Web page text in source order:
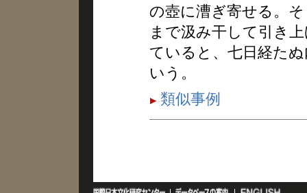
の壺に漕ぎ寄せる。
まで汲み干して引き
ていると、七日経た
いう。
類似事例